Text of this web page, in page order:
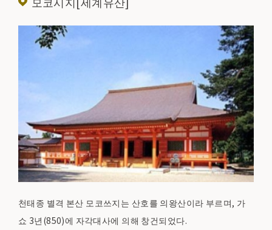
천태종 별격 본산 모코쓰지는 산호를 의왕산이라 부르며, 가
쇼 3년(850)에 자각대사에 의해 창건되었다.